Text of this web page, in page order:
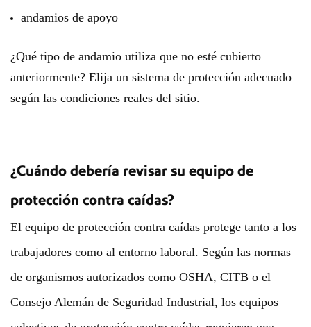
andamios de apoyo
¿Qué tipo de andamio utiliza que no esté cubierto
anteriormente? Elija un sistema de protección adecuado
según las condiciones reales del sitio.
¿Cuándo debería revisar su equipo de
protección contra caídas?
El equipo de protección contra caídas protege tanto a los
trabajadores como al entorno laboral. Según las normas
de organismos autorizados como OSHA, CITB o el
Consejo Alemán de Seguridad Industrial, los equipos